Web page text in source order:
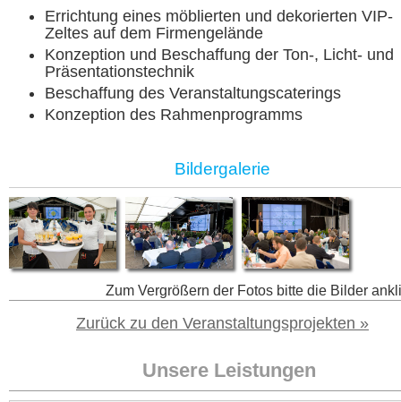
Errichtung eines möblierten und dekorierten VIP-
Zeltes auf dem Firmengelände
Konzeption und Beschaffung der Ton-, Licht- und
Präsentationstechnik
Beschaffung des Veranstaltungscaterings
Konzeption des Rahmenprogramms
Bildergalerie
Zum Vergrößern der Fotos bitte die Bilder
Zurück zu den Veranstaltungsprojekten »
Unsere Leistungen